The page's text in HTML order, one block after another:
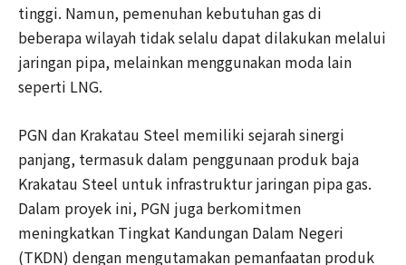
tinggi. Namun, pemenuhan kebutuhan gas di
beberapa wilayah tidak selalu dapat dilakukan melalui
jaringan pipa, melainkan menggunakan moda lain
seperti LNG.
PGN dan Krakatau Steel memiliki sejarah sinergi
panjang, termasuk dalam penggunaan produk baja
Krakatau Steel untuk infrastruktur jaringan pipa gas.
Dalam proyek ini, PGN juga berkomitmen
meningkatkan Tingkat Kandungan Dalam Negeri
(TKDN) dengan mengutamakan pemanfaatan produk